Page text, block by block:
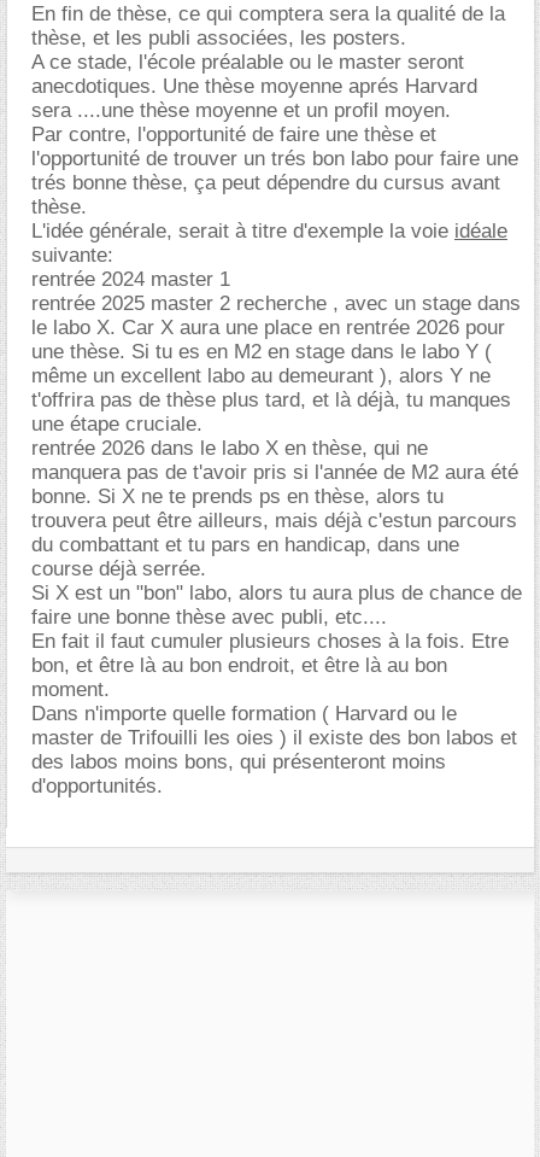
En fin de thèse, ce qui comptera sera la qualité de la
thèse, et les publi associées, les posters.
A ce stade, l'école préalable ou le master seront
anecdotiques. Une thèse moyenne aprés Harvard
sera ....une thèse moyenne et un profil moyen.
Par contre, l'opportunité de faire une thèse et
l'opportunité de trouver un trés bon labo pour faire une
trés bonne thèse, ça peut dépendre du cursus avant
thèse.
L'idée générale, serait à titre d'exemple la voie idéale
suivante:
rentrée 2024 master 1
rentrée 2025 master 2 recherche , avec un stage dans
le labo X. Car X aura une place en rentrée 2026 pour
une thèse. Si tu es en M2 en stage dans le labo Y (
même un excellent labo au demeurant ), alors Y ne
t'offrira pas de thèse plus tard, et là déjà, tu manques
une étape cruciale.
rentrée 2026 dans le labo X en thèse, qui ne
manquera pas de t'avoir pris si l'année de M2 aura été
bonne. Si X ne te prends ps en thèse, alors tu
trouvera peut être ailleurs, mais déjà c'estun parcours
du combattant et tu pars en handicap, dans une
course déjà serrée.
Si X est un "bon" labo, alors tu aura plus de chance de
faire une bonne thèse avec publi, etc....
En fait il faut cumuler plusieurs choses à la fois. Etre
bon, et être là au bon endroit, et être là au bon
moment.
Dans n'importe quelle formation ( Harvard ou le
master de Trifouilli les oies ) il existe des bon labos et
des labos moins bons, qui présenteront moins
d'opportunités.